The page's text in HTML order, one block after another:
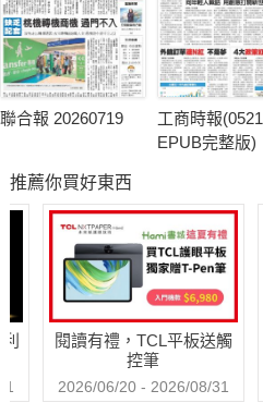
聯合報 20260719
工商時報(0521
EPUB完整版)
推薦你買好東西
閱讀有禮，TCL平板送觸
控筆
2026/06/20 - 2026/08/31